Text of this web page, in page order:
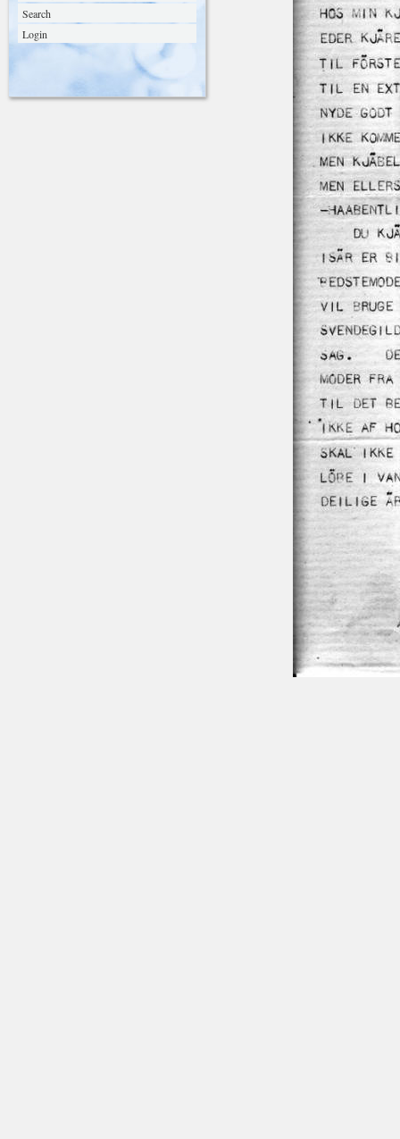
Search
Login